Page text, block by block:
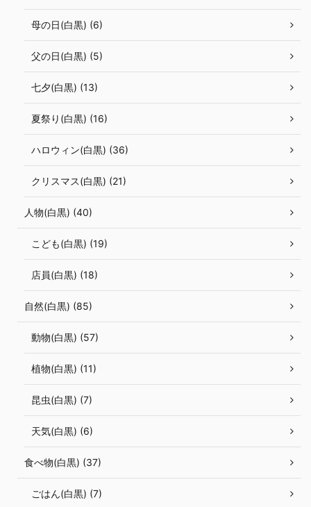
母の日(白黒) (6)
父の日(白黒) (5)
七夕(白黒) (13)
夏祭り(白黒) (16)
ハロウィン(白黒) (36)
クリスマス(白黒) (21)
人物(白黒) (40)
こども(白黒) (19)
店員(白黒) (18)
自然(白黒) (85)
動物(白黒) (57)
植物(白黒) (11)
昆虫(白黒) (7)
天気(白黒) (6)
食べ物(白黒) (37)
ごはん(白黒) (7)